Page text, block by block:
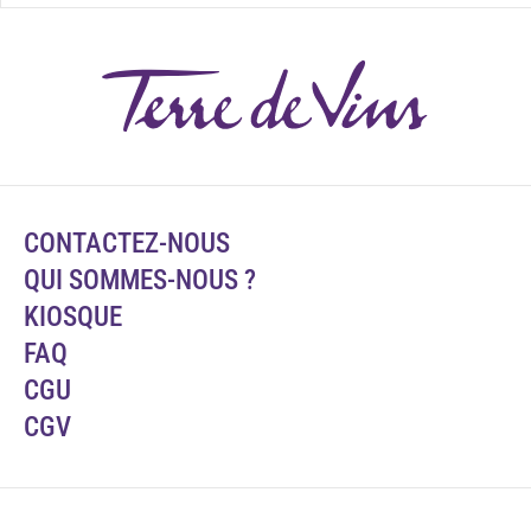
CONTACTEZ-NOUS
QUI SOMMES-NOUS ?
KIOSQUE
FAQ
CGU
CGV